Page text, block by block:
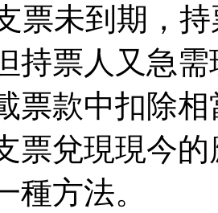
未到期，持
持票人又急
票款中扣除
票兌現現今
種方法。